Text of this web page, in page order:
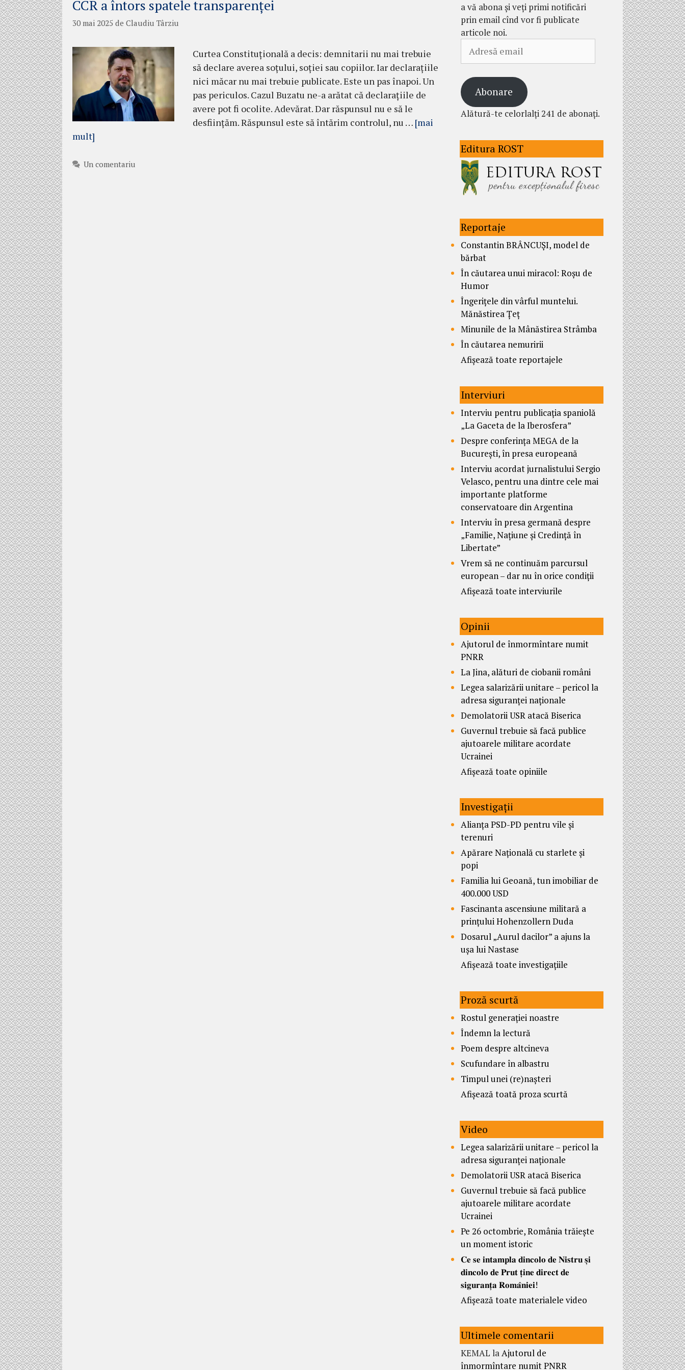
CCR a întors spatele transparenței
30 mai 2025 de Claudiu Târziu
Curtea Constituțională a decis: demnitarii nu mai trebuie
să declare averea soțului, soției sau copiilor. Iar declarațiile
nici măcar nu mai trebuie publicate. Este un pas înapoi. Un
pas periculos. Cazul Buzatu ne-a arătat că declarațiile de
avere pot fi ocolite. Adevărat. Dar răspunsul nu e să le
desființăm. Răspunsul este să întărim controlul, nu … [mai
mult]
Un comentariu
a vă abona și veți primi notificări
prin email cînd vor fi publicate
articole noi.
email
Abonare
Alătură-te celorlalți 241 de abonați.
Editura ROST
Reportaje
Constantin BRÂNCUȘI, model de
bărbat
În căutarea unui miracol: Roșu de
Humor
Îngerițele din vârful muntelui.
Mănăstirea Țeț
Minunile de la Mânăstirea Strâmba
În căutarea nemuririi
Afișează toate reportajele
Interviuri
Interviu pentru publicația spaniolă
„La Gaceta de la Iberosfera”
Despre conferința MEGA de la
București, în presa europeană
Interviu acordat jurnalistului Sergio
Velasco, pentru una dintre cele mai
importante platforme
conservatoare din Argentina
Interviu în presa germană despre
„Familie, Națiune și Credință în
Libertate”
Vrem să ne continuăm parcursul
european – dar nu în orice condiții
Afișează toate interviurile
Opinii
Ajutorul de înmormîntare numit
PNRR
La Jina, alături de ciobanii români
Legea salarizării unitare – pericol la
adresa siguranței naționale
Demolatorii USR atacă Biserica
Guvernul trebuie să facă publice
ajutoarele militare acordate
Ucrainei
Afișează toate opiniile
Investigații
Alianța PSD-PD pentru vile și
terenuri
Apărare Națională cu starlete și
popi
Familia lui Geoană, tun imobiliar de
400.000 USD
Fascinanta ascensiune militară a
prințului Hohenzollern Duda
Dosarul „Aurul dacilor” a ajuns la
ușa lui Nastase
Afișează toate investigațiile
Proză scurtă
Rostul generației noastre
Îndemn la lectură
Poem despre altcineva
Scufundare în albastru
Timpul unei (re)nașteri
Afișează toată proza scurtă
Video
Legea salarizării unitare – pericol la
adresa siguranței naționale
Demolatorii USR atacă Biserica
Guvernul trebuie să facă publice
ajutoarele militare acordate
Ucrainei
Pe 26 octombrie, România trăiește
un moment istoric
𝐂𝐞 𝐬𝐞 𝐢𝐧𝐭𝐚𝐦𝐩𝐥𝐚 𝐝𝐢𝐧𝐜𝐨𝐥𝐨 𝐝𝐞 𝐍𝐢𝐬𝐭𝐫𝐮 𝐬̦𝐢
𝐝𝐢𝐧𝐜𝐨𝐥𝐨 𝐝𝐞 𝐏𝐫𝐮𝐭 𝐭̦𝐢𝐧𝐞 𝐝𝐢𝐫𝐞𝐜𝐭 𝐝𝐞
𝐬𝐢𝐠𝐮𝐫𝐚𝐧𝐭̦𝐚 𝐑𝐨𝐦𝐚̂𝐧𝐢𝐞𝐢!
Afișează toate materialele video
Ultimele comentarii
KEMAL laAjutorul de
înmormîntare numit PNRR